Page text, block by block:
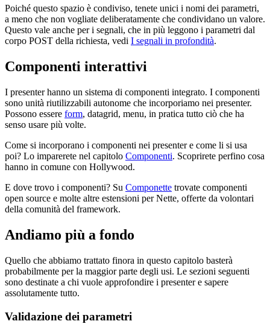
Poiché questo spazio è condiviso, tenete unici i nomi dei parametri,
a meno che non vogliate deliberatamente che condividano un valore.
Questo vale anche per i segnali, che in più leggono i parametri dal
corpo POST della richiesta, vedi I segnali in profondità.
Componenti interattivi
I presenter hanno un sistema di componenti integrato. I componenti
sono unità riutilizzabili autonome che incorporiamo nei presenter.
Possono essere form, datagrid, menu, in pratica tutto ciò che ha
senso usare più volte.
Come si incorporano i componenti nei presenter e come li si usa
poi? Lo imparerete nel capitolo Componenti. Scoprirete perfino cosa
hanno in comune con Hollywood.
E dove trovo i componenti? Su Componette trovate componenti
open source e molte altre estensioni per Nette, offerte da volontari
della comunità del framework.
Andiamo più a fondo
Quello che abbiamo trattato finora in questo capitolo basterà
probabilmente per la maggior parte degli usi. Le sezioni seguenti
sono destinate a chi vuole approfondire i presenter e sapere
assolutamente tutto.
Validazione dei parametri